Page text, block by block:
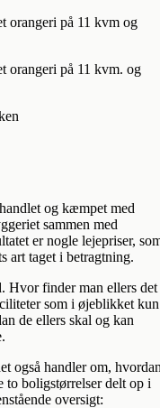
orangeri på 11 kvm og
orangeri på 11 kvm. og
og kæmpet med
sammen med
er nogle lejepriser,
art taget i betragtning.
Hvor finder man ellers
som i øjeblikket kun
de ellers skal og kan
også handler om,
to boligstørrelser delt op i
oversigt: